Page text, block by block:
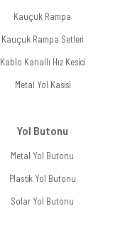
Kauçuk Rampa
Kauçuk Rampa Setleri
Kablo Kanallı Hız Kesici
Metal Yol Kasisi
Yol Butonu
Metal Yol Butonu
Plastik Yol Butonu
Solar Yol Butonu